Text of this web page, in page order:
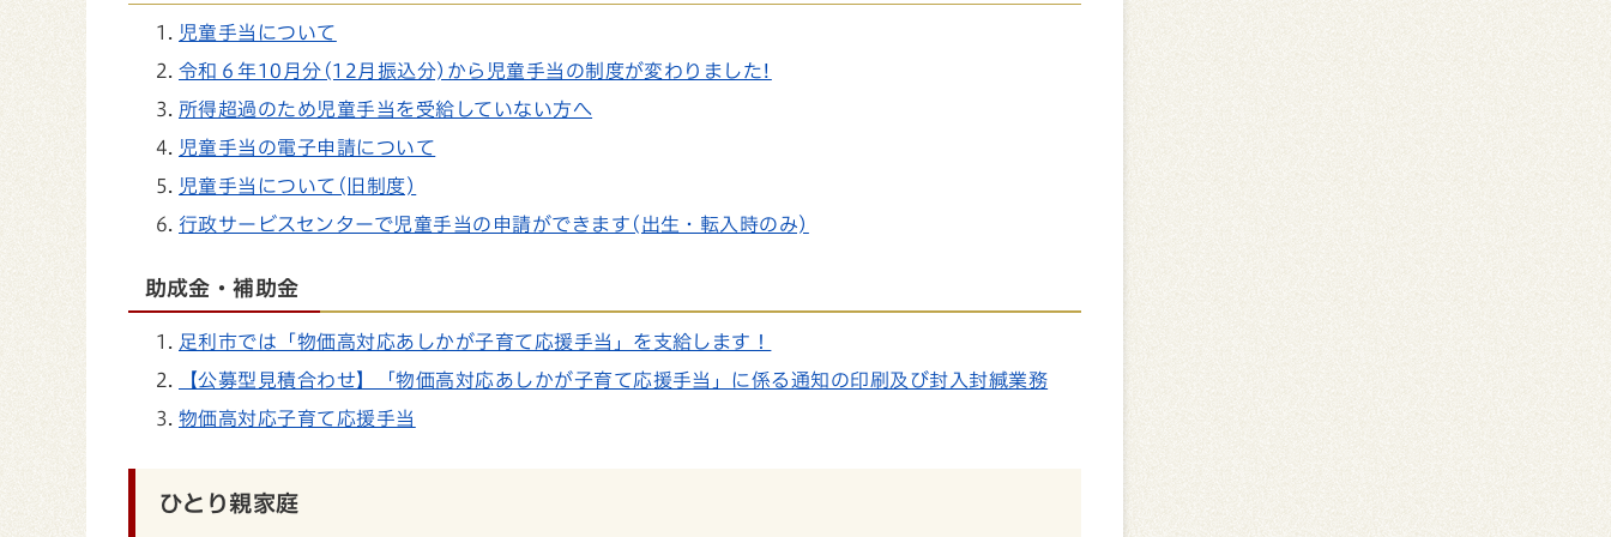
児童手当について
令和６年10月分(12月振込分)から児童手当の制度が変わりました!
所得超過のため児童手当を受給していない方へ
児童手当の電子申請について
児童手当について(旧制度)
行政サービスセンターで児童手当の申請ができます(出生・転入時のみ)
助成金・補助金
足利市では「物価高対応あしかが子育て応援手当」を支給します！
【公募型見積合わせ】「物価高対応あしかが子育て応援手当」に係る通知の印刷及び封入封緘業務
物価高対応子育て応援手当
ひとり親家庭